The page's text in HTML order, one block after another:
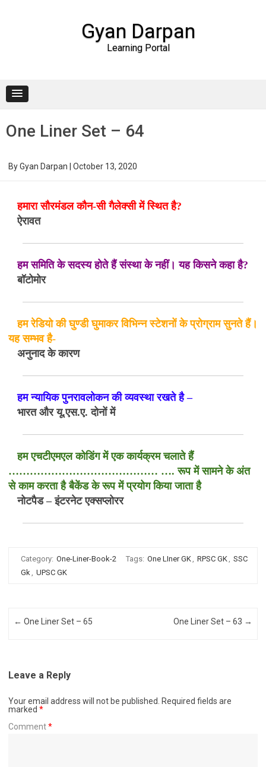
Gyan Darpan
Learning Portal
One Liner Set – 64
ByGyan Darpan October 13, 2020
हमारा सौरमंडल कौन-सी गैलेक्सी में स्थित है?
ऐरावत
हम समिति के सदस्य होते हैं संस्था के नहीं। यह किसने कहा है?
बॉटोमोर
हम रेडियो की घुण्डी घुमाकर विभिन्न स्टेशनों के प्रोग्राम सुनते हैं।
यह सम्भव है-
अनुनाद के कारण
हम न्यायिक पुनरावलोकन की व्यवस्था रखते है –
भारत और यू.एस.ए. दोनों में
हम एचटीएमएल कोडिंग में एक कार्यक्रम चलाते हैं
…………………………………… …. रूप में सामने के अंत
से काम करता है बैकेंड के रूप में प्रयोग किया जाता है
नोटपैड – इंटरनेट एक्सप्लोरर
Category: One-Liner-Book-2 Tags: One LIner GK, RPSC GK, SSC
Gk, UPSC GK
Post navigation
← One Liner Set – 65 One Liner Set – 63 →
Leave a Reply
Your email address will not be published.
Required fields are
marked *
Comment*